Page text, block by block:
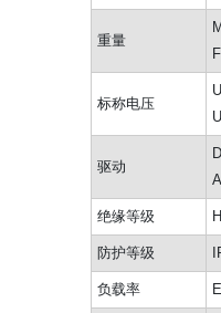
重量
标称电压
U
U
驱动
绝缘等级
防护等级
负载率